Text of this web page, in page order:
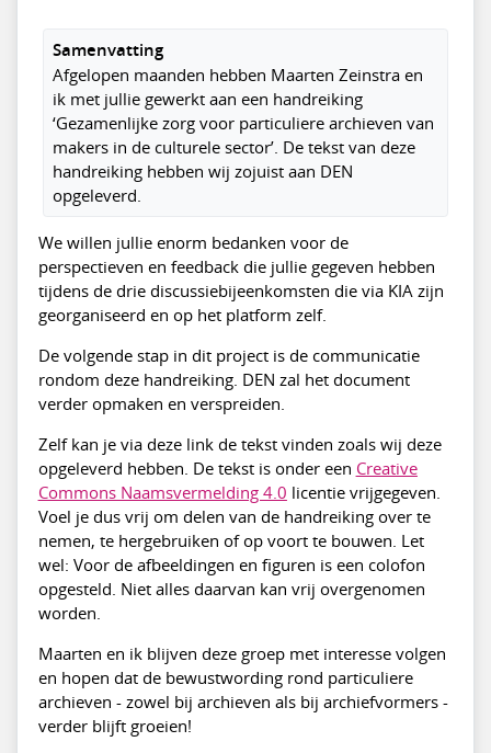
Samenvatting
Afgelopen maanden hebben Maarten Zeinstra en
ik met jullie gewerkt aan een handreiking
‘Gezamenlijke zorg voor particuliere archieven van
makers in de culturele sector’. De tekst van deze
handreiking hebben wij zojuist aan DEN
opgeleverd.
We willen jullie enorm bedanken voor de
perspectieven en feedback die jullie gegeven hebben
tijdens de drie discussiebijeenkomsten die via KIA zijn
georganiseerd en op het platform zelf.
De volgende stap in dit project is de communicatie
rondom deze handreiking. DEN zal het document
verder opmaken en verspreiden.
Zelf kan je via deze link de tekst vinden zoals wij deze
opgeleverd hebben. De tekst is onder een Creative
Commons Naamsvermelding 4.0 licentie vrijgegeven.
Voel je dus vrij om delen van de handreiking over te
nemen, te hergebruiken of op voort te bouwen. Let
wel: Voor de afbeeldingen en figuren is een colofon
opgesteld. Niet alles daarvan kan vrij overgenomen
worden.
Maarten en ik blijven deze groep met interesse volgen
en hopen dat de bewustwording rond particuliere
archieven - zowel bij archieven als bij archiefvormers -
verder blijft groeien!